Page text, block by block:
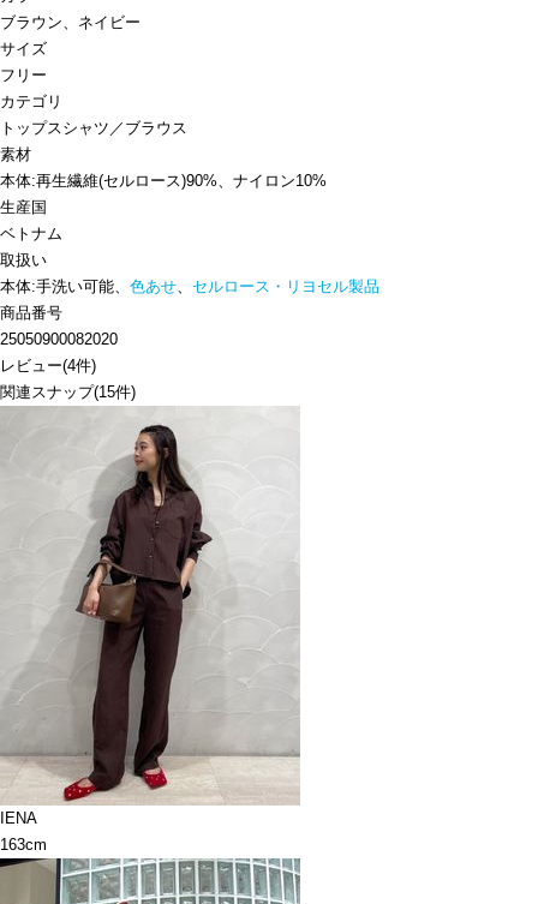
ブラウン、ネイビー
サイズ
フリー
カテゴリ
トップスシャツ／ブラウス
素材
本体:再生繊維(セルロース)90%、ナイロン10%
生産国
ベトナム
取扱い
本体:手洗い可能、 色あせ、 セルロース・リヨセル製品
商品番号
25050900082020
レビュー(4件)
関連スナップ(15件)
IENA
163cm